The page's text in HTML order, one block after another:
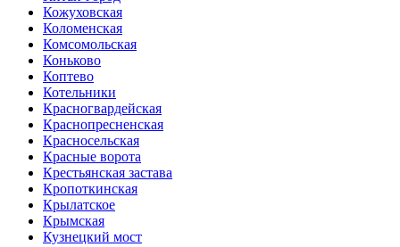
Кожуховская
Коломенская
Комсомольская
Коньково
Коптево
Котельники
Красногвардейская
Краснопресненская
Красносельская
Красные ворота
Крестьянская застава
Кропоткинская
Крылатское
Крымская
Кузнецкий мост